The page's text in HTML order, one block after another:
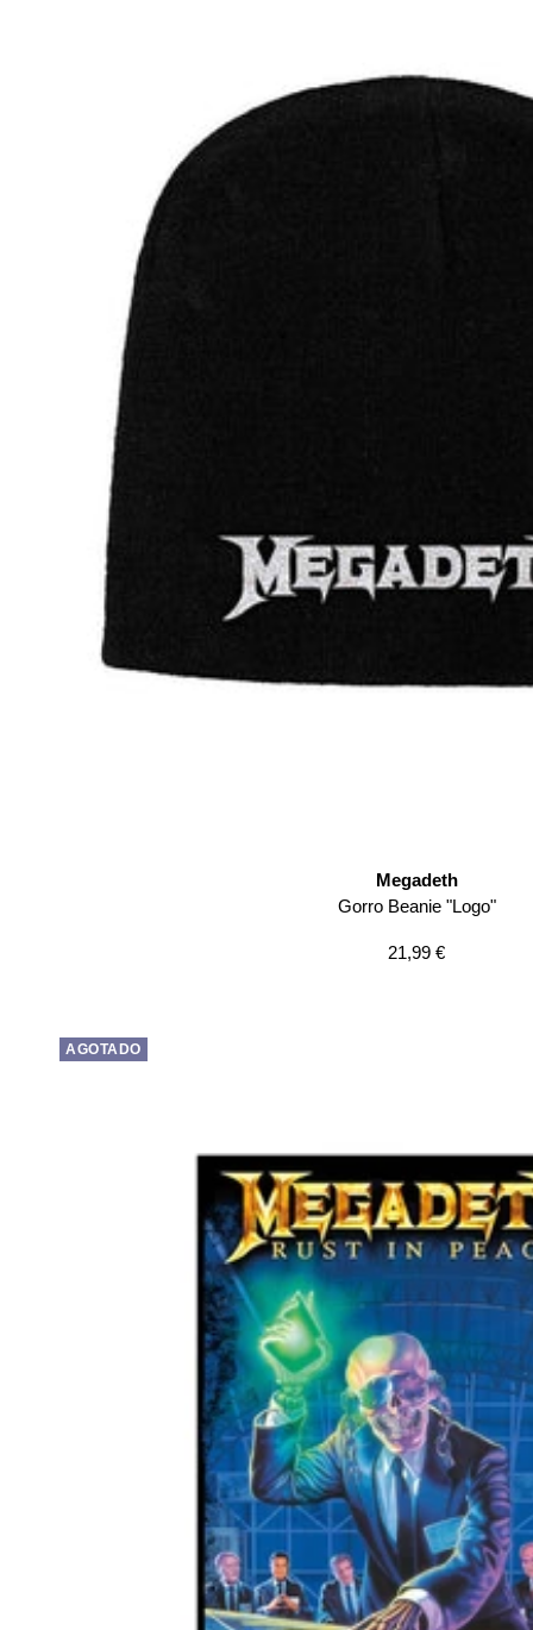
Megadeth
Gorro Beanie "Logo"
Precio
21,99 €
AGOTADO